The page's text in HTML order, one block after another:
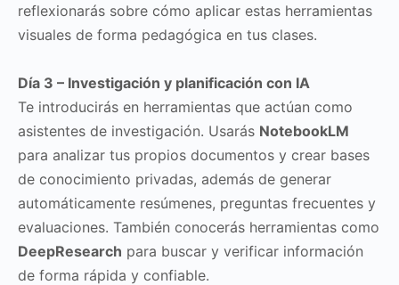
reflexionarás sobre cómo aplicar estas herramientas
visuales de forma pedagógica en tus clases.
Día 3 – Investigación y planificación con IA
Te introducirás en herramientas que actúan como
asistentes de investigación. Usarás NotebookLM
para analizar tus propios documentos y crear bases
de conocimiento privadas, además de generar
automáticamente resúmenes, preguntas frecuentes y
evaluaciones. También conocerás herramientas como
DeepResearch para buscar y verificar información
de forma rápida y confiable.